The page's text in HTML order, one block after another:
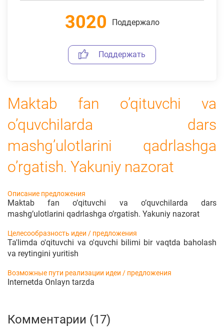
Maktab fan o’qituvchi va
o’quvchilarda dars
mashg’ulotlarini qadrlashga
o’rgatish. Yakuniy nazorat
Описание предложения
Maktab fan o’qituvchi va o’quvchilarda dars
mashg’ulotlarini qadrlashga o’rgatish. Yakuniy nazorat
Целесообразность идеи / предложения
Ta'limda o'qituvchi va o'quvchi bilimi bir vaqtda baholash
va reytingini yuritish
Возможные пути реализации идеи / предложения
Internetda Onlayn tarzda
Комментарии (17)
3020 Поддержало
Поддержать